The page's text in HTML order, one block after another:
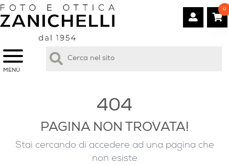
MENÙ
0
404
PAGINA NON TROVATA!
Stai cercando di accedere ad una pagina che
non esiste